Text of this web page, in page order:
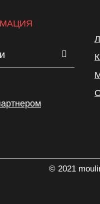
© 2021